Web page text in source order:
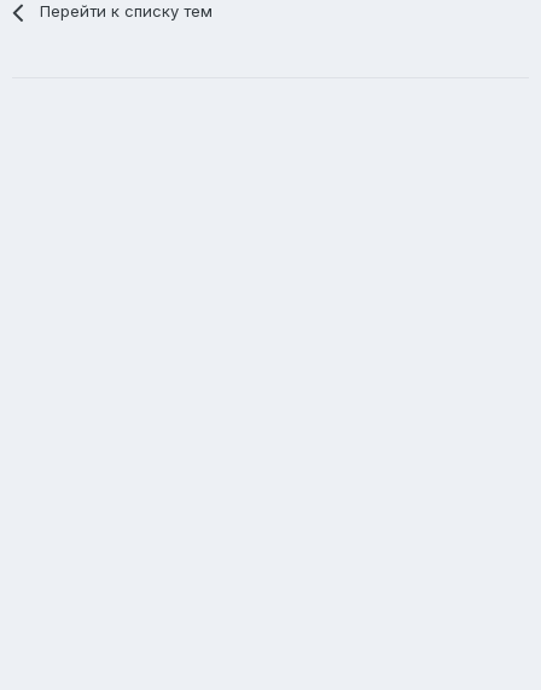
Перейти к списку тем